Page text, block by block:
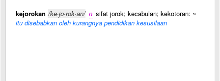
kejorokan /ke·jo·rok·an/ n sifat jorok; kecabulan; kekotoran: ~
itu disebabkan oleh kurangnya pendidikan kesusilaan